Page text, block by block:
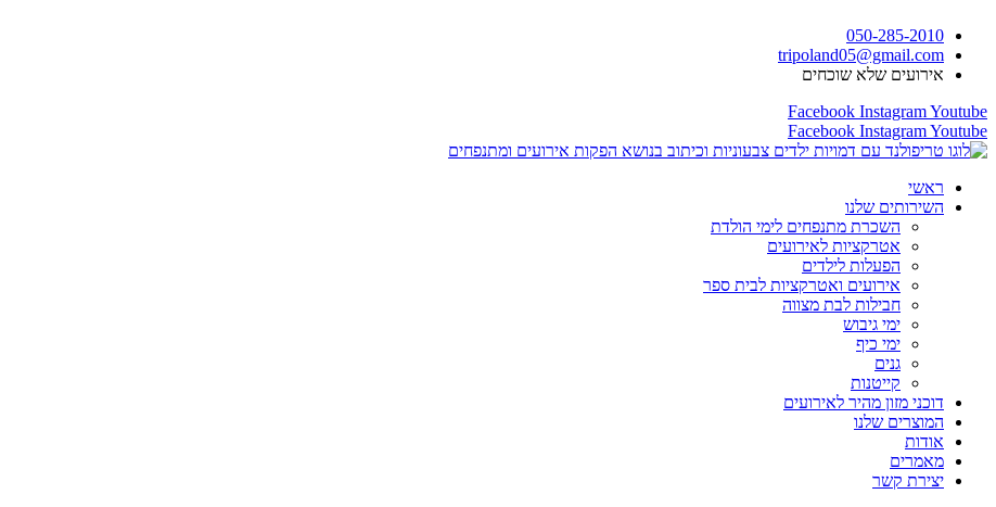
לתוכן
050-285-2010
tripoland05@gmail.com
אירועים שלא שוכחים
Facebook InstagramYoutube
Facebook InstagramYoutube
ראשי
השירותים שלנו
השכרת מתנפחים לימי הולדת
אטרקציות לאירועים
הפעלות לילדים
אירועים ואטרקציות לבית ספר
חבילות לבת מצווה
ימי גיבוש
ימי כיף
גנים
קייטנות
דוכני מזון מהיר לאירועים
המוצרים שלנו
אודות
מאמרים
יצירת קשר